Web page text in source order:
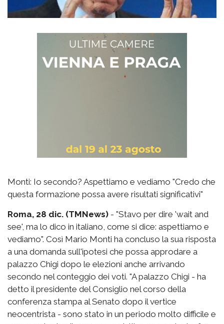
Monti: Io secondo? Aspettiamo e vediamo "Credo che
questa formazione possa avere risultati significativi"
Roma, 28 dic. (TMNews) - "Stavo per dire 'wait and
see', ma lo dico in italiano, come si dice: aspettiamo e
vediamo". Così Mario Monti ha concluso la sua risposta
a una domanda sull'ipotesi che possa approdare a
palazzo Chigi dopo le elezioni anche arrivando
secondo nel conteggio dei voti. "A palazzo Chigi - ha
detto il presidente del Consiglio nel corso della
conferenza stampa al Senato dopo il vertice
neocentrista - sono stato in un periodo molto difficile e